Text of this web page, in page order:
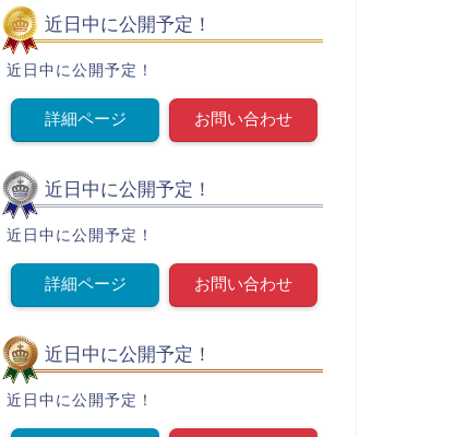
近日中に公開予定！
近日中に公開予定！
詳細ページ お問い合わせ
近日中に公開予定！
近日中に公開予定！
詳細ページ お問い合わせ
近日中に公開予定！
近日中に公開予定！